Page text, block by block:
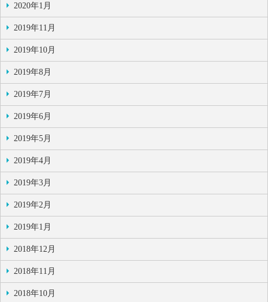
2020年1月
2019年11月
2019年10月
2019年8月
2019年7月
2019年6月
2019年5月
2019年4月
2019年3月
2019年2月
2019年1月
2018年12月
2018年11月
2018年10月